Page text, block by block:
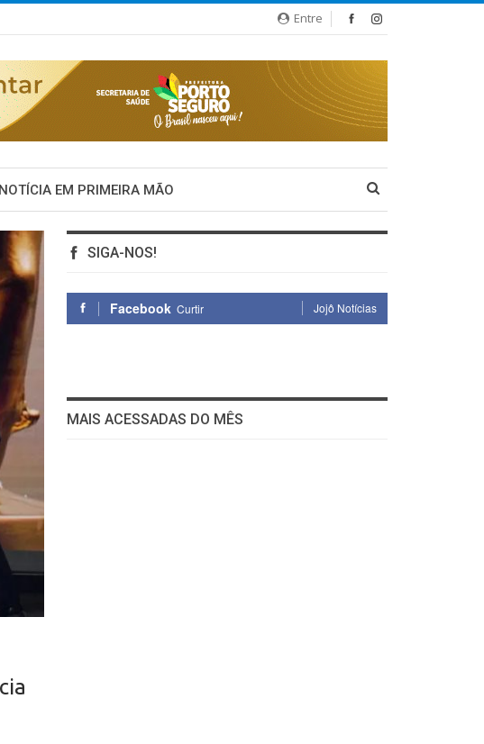
Entre
NOTÍCIA EM PRIMEIRA MÃO
SIGA-NOS!
Facebook Curtir Jojô Notícias
MAIS ACESSADAS DO MÊS